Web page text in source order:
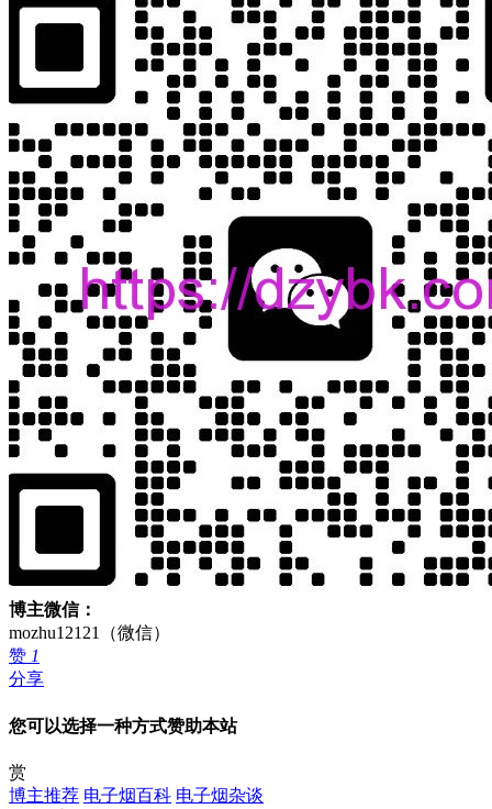
博主微信：
mozhu12121（微信）
赞 1
分享
您可以选择一种方式赞助本站
赏
博主推荐 电子烟百科 电子烟杂谈